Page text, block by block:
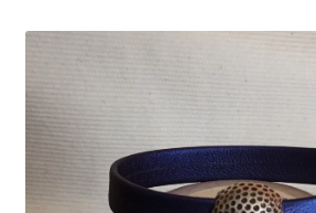
Livraison
Mon compte